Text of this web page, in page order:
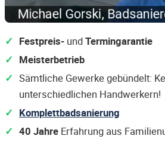
Festpreis- undTermingarantie
Meisterbetrieb
Sämtliche Gewerke gebündelt:
unterschiedlichen Handwerkern!
Komplettbadsanierung
40 Jahre Erfahrung aus